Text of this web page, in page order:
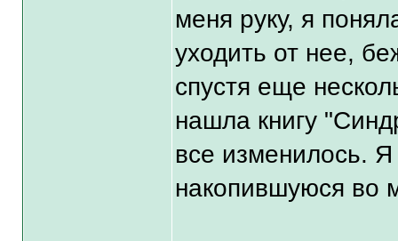
меня руку, я
уходить от нее,
спустя еще
нашла книгу
все изменилось.
накопившуюся во